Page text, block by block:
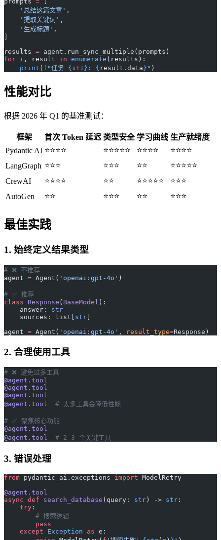
    '总结这篇文章'
,
    '提取关键词'
,
    '生成标题'
,
results = agent.run_sync_multiple(prompts)
for i, result in enumerate (results):
    print
( f "任务 { i+1} : { result.data } " )
性能对比
根据 2026 年 Q1 的基准测试：
框架 首次 Token 延迟 类型安全 学习曲线 生产就绪度
Pydantic AI ⭐⭐⭐⭐ ⭐⭐⭐⭐⭐ ⭐⭐⭐⭐
⭐⭐⭐⭐
LangGraph ⭐⭐⭐ ⭐⭐⭐ ⭐⭐
⭐⭐⭐⭐⭐
CrewAI
⭐⭐⭐⭐ ⭐⭐ ⭐⭐⭐⭐⭐
⭐⭐⭐
AutoGen
⭐⭐ ⭐⭐⭐ ⭐⭐ ⭐⭐⭐
最佳实践
1. 始终定义结果类型
# ❌ 不推荐
agent = Agent( 'openai:gpt-4o' )
# ✅ 推荐
class Response ( BaseModel ):
    answer:
str
    sources: list[
str]
agent = Agent( 'openai:gpt-4o' , result_type=Response)
2. 合理使用工具
# ❌ 避免过多工具
@agent.tool
@agent.tool
@agent.tool
@agent.tool
  # 太多工具会降低性能
# ✅ 聚焦核心功能
@agent.tool
@agent.tool
  # 2-3 个关键工具
3. 错误处理
from pydantic_ai.exceptions import ModelRetry
@agent.tool
async def search_database (query: str) -> str :
    try
:
        # 搜索逻辑
        pass
    except
Exception as e: